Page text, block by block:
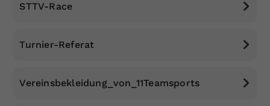
STTV-Race
Turnier-Referat
Vereinsbekleidung_von_11Teamsports